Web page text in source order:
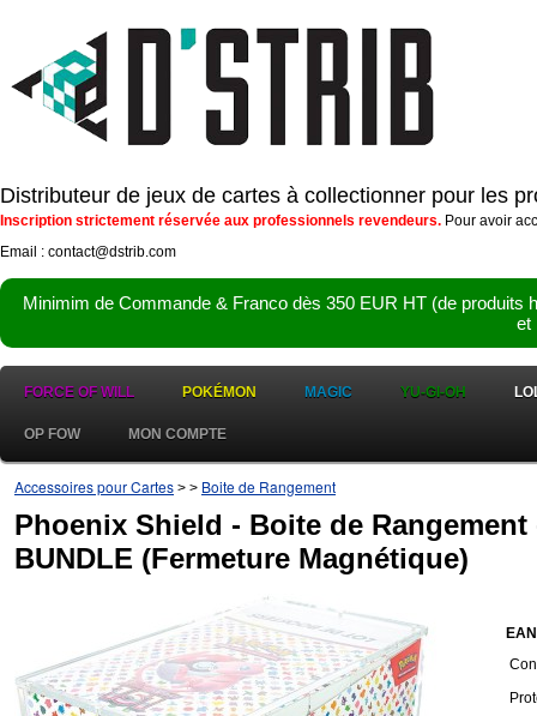
Distributeur de jeux de cartes à collectionner pour les
Inscription strictement réservée aux professionnels revendeurs. Pour avoir
Email : contact@dstrib.com
Minimim de Commande & Franco dès 350 EUR HT (de
et
FORCE OF WILL POKÉMON MAGIC YU-GI-OH
OP FOW MON COMPTE
Accessoires pour Cartes > > Boite de Rangement
Phoenix Shield - Boite de
BUNDLE (Fermeture Magnétique)